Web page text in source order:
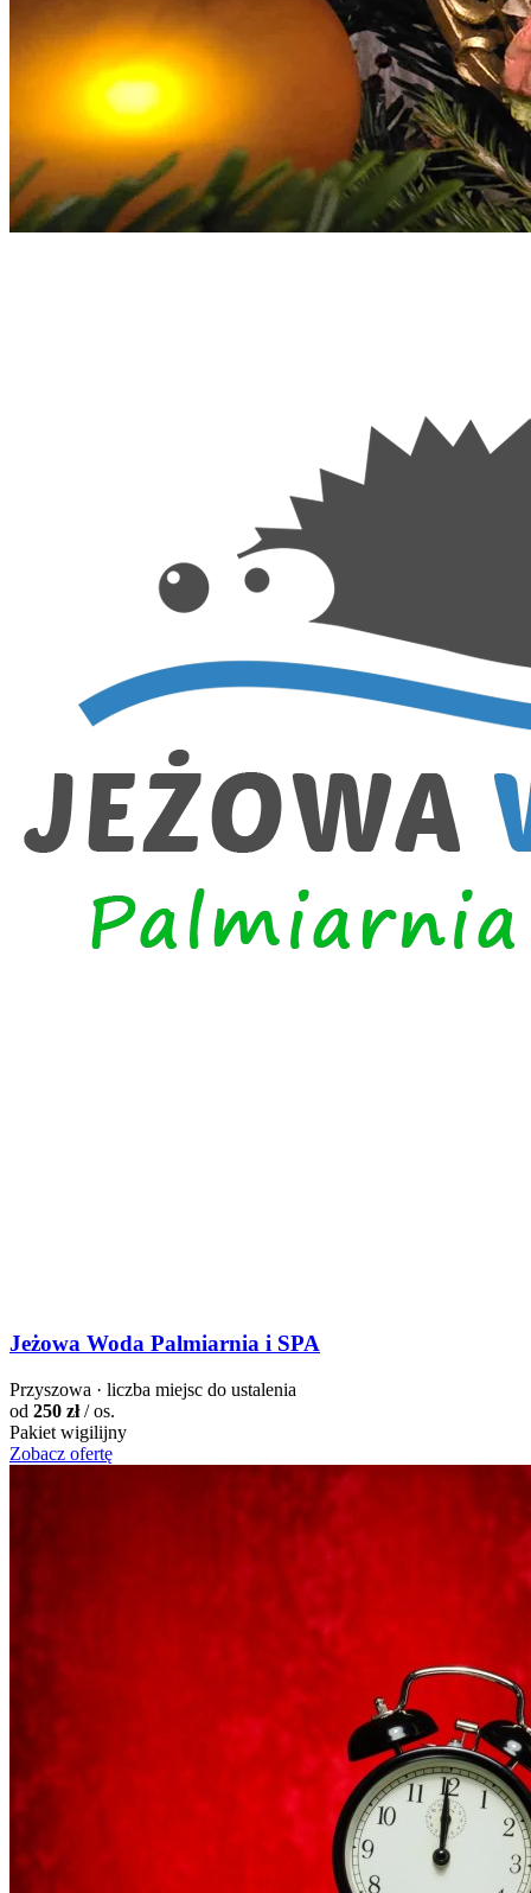
Jeżowa Woda Palmiarnia i SPA
Przyszowa · liczba miejsc do ustalenia
od 250 zł/ os.
Pakiet wigilijny
Zobacz ofertę